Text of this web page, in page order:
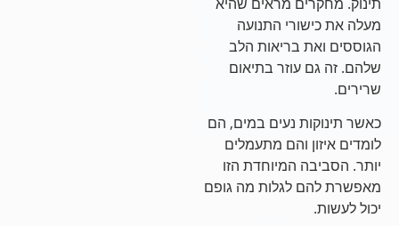
מעלה את כישורי התנועה
הגוססים ואת בריאות הלב
שלהם. זה גם עוזר בתיאום
שרירים.
כאשר תינוקות נעים במים, הם
לומדים איזון והם מתעמלים
יותר. הסביבה המיוחדת הזו
מאפשרת להם לגלות מה גופם
יכול לעשות.